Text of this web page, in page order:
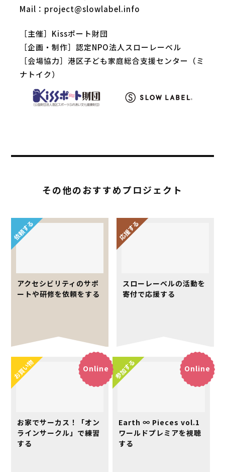
Mail：project@slowlabel.info
［主催］Kissポート財団
［企画・制作］認定NPO法人スローレーベル
［会場協力］港区子ども家庭総合支援センター（ミ
ナトイク）
その他のおすすめプロジェクト
アクセシビリティのサポ
ートや研修を依頼をする
依頼する
スローレーベルの活動を
寄付で応援する
応援する
Online
お家でサーカス！「オン
ラインサークル」で練習
する
お買い物 Online
Earth ∞ Pieces vol.1
ワールドプレミアを視聴
する
参加する